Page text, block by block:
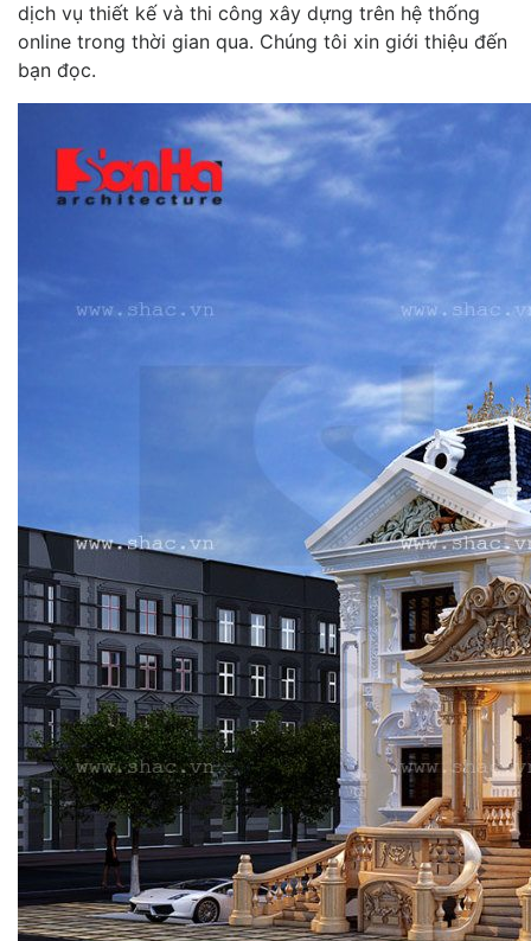
dịch vụ thiết kế và thi công xây dựng trên hệ thống
online trong thời gian qua. Chúng tôi xin giới thiệu đến
bạn đọc.